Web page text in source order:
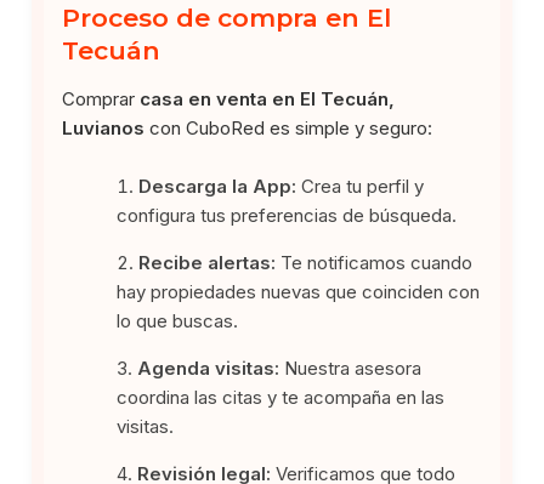
Proceso de compra en El
Tecuán
Comprar casa en venta en El Tecuán,
Luvianos con CuboRed es simple y seguro:
Descarga la App: Crea tu perfil y
configura tus preferencias de búsqueda.
Recibe alertas: Te notificamos cuando
hay propiedades nuevas que coinciden con
lo que buscas.
Agenda visitas: Nuestra asesora
coordina las citas y te acompaña en las
visitas.
Revisión legal: Verificamos que todo